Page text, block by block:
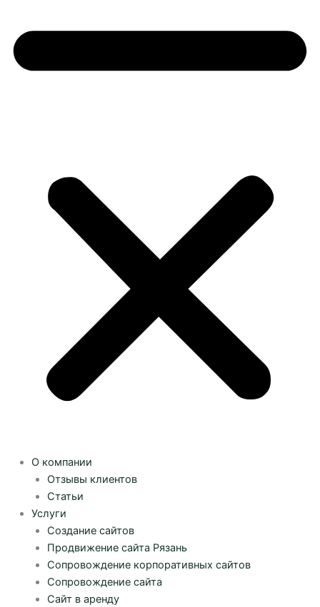
О компании
Отзывы клиентов
Статьи
Услуги
Создание сайтов
Продвижение сайта Рязань
Сопровождение корпоративных сайтов
Сопровождение сайта
Сайт в аренду